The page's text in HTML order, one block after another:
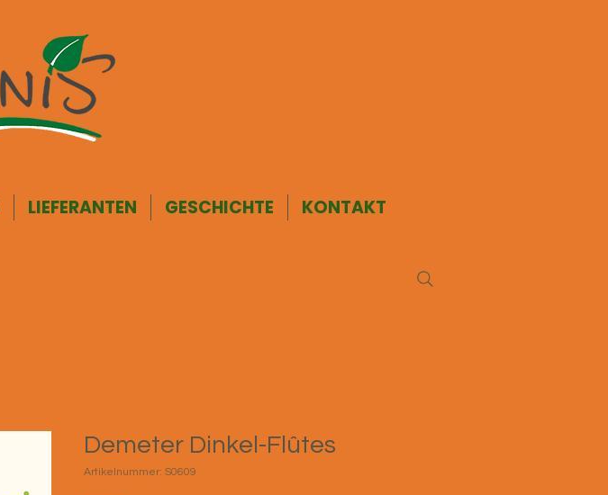
LIEFERANTEN GESCHICHTE KONTAKT
Demeter Dinkel-Flûtes
Artikelnummer: S0609